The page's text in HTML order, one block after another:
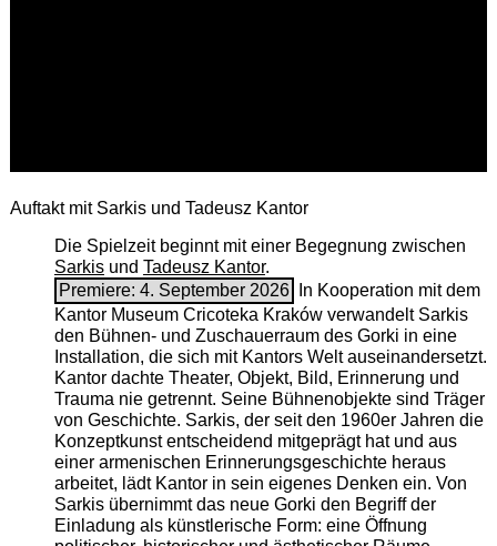
Auftakt mit Sarkis und Tadeusz Kantor
Die Spielzeit beginnt mit einer Begegnung zwischen
Sarkisund Tadeusz Kantor.
Premiere: 4. September 2026
In Kooperation mit dem
Kantor Museum Cricoteka Kraków verwandelt Sarkis
den Bühnen- und Zuschauerraum des Gorki in eine
Installation, die sich mit Kantors Welt auseinandersetzt.
Kantor dachte Theater, Objekt, Bild, Erinnerung und
Trauma nie getrennt. Seine Bühnenobjekte sind Träger
von Geschichte. Sarkis, der seit den 1960er Jahren die
Konzeptkunst entscheidend mitgeprägt hat und aus
einer armenischen ­Erinnerungsgeschichte heraus
arbeitet, lädt Kantor in sein eigenes Denken ein. Von
Sarkis übernimmt das neue Gorki den Begriff der
Einladung als künstlerische Form: eine Öffnung